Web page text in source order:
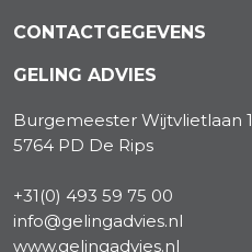
CONTACTGEGEVENS
GELING ADVIES
Burgemeester Wijtvlietlaan 1
5764 PD De Rips
+31(0) 493 59 75 00
info@gelingadvies.nl
www.gelingadvies.nl